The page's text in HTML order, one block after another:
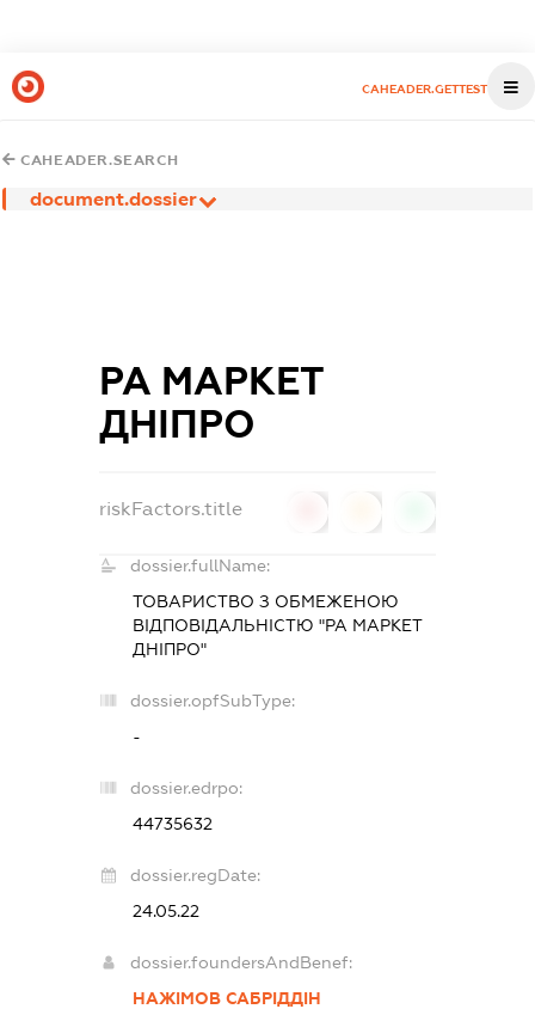
CAHEADER.GETTEST
CAHEADER.SEARCH
document.dossier
РА МАРКЕТ
ДНІПРО
riskFactors.title
dossier.fullName:
ТОВАРИСТВО З ОБМЕЖЕНОЮ
ВІДПОВІДАЛЬНІСТЮ "РА МАРКЕТ
ДНІПРО"
dossier.opfSubType:
-
dossier.edrpo:
44735632
dossier.regDate:
24.05.22
dossier.foundersAndBenef:
НАЖІМОВ САБРІДДІН